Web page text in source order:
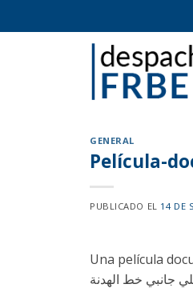
to
GENERAL
Película-
PUBLICADO EL 14 DE
Una película